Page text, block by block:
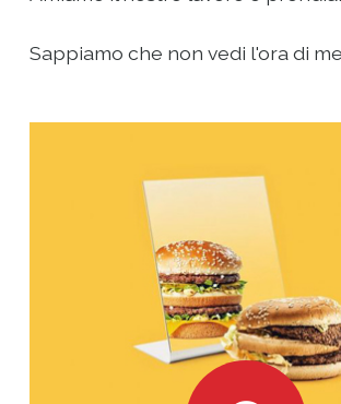
Sappiamo che non vedi l'ora di